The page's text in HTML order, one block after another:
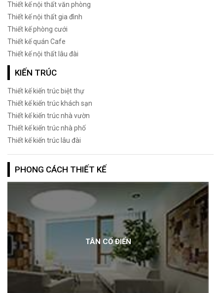
Thiết kế nội thất văn phòng
Thiết kế nội thất gia đình
Thiết kế phòng cưới
Thiết kế quán Cafe
Thiết kế nội thất lâu đài
KIẾN TRÚC
Thiết kế kiến trúc biệt thự
Thiết kế kiến trúc khách sạn
Thiết kế kiến trúc nhà vườn
Thiết kế kiến trúc nhà phố
Thiết kế kiến trúc lâu đài
PHONG CÁCH THIẾT KẾ
TÂN CỔ ĐIỂN